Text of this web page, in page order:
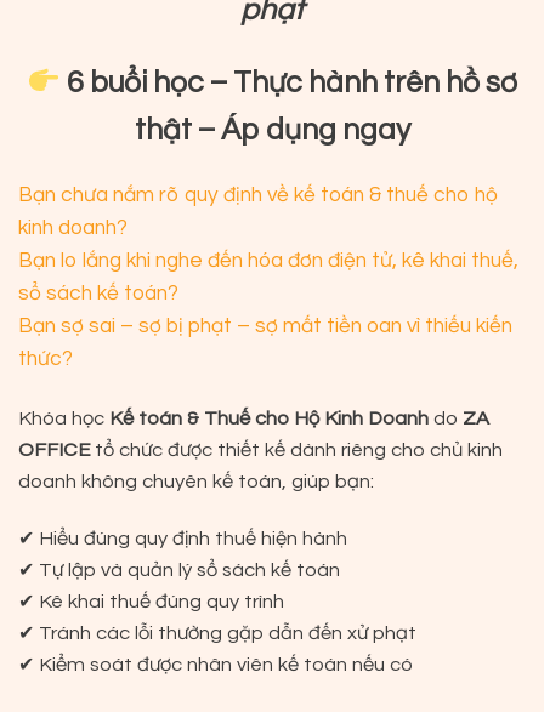
phạt
6 buổi học – Thực hành trên hồ sơ
thật – Áp dụng ngay
Bạn chưa nắm rõ quy định về kế toán & thuế cho hộ
kinh doanh?
Bạn lo lắng khi nghe đến hóa đơn điện tử, kê khai thuế,
sổ sách kế toán?
Bạn sợ sai – sợ bị phạt – sợ mất tiền oan vì thiếu kiến
thức?
Khóa học Kế toán & Thuế cho Hộ Kinh Doanh do ZA
OFFICEtổ chức được thiết kế dành riêng cho chủ kinh
doanh không chuyên kế toán, giúp bạn:
✔ Hiểu đúng quy định thuế hiện hành
✔ Tự lập và quản lý sổ sách kế toán
✔ Kê khai thuế đúng quy trình
✔ Tránh các lỗi thường gặp dẫn đến xử phạt
✔ Kiểm soát được nhân viên kế toán nếu có